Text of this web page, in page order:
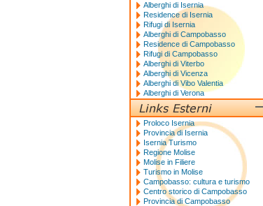
Alberghi di Isernia
Residence di Isernia
Rifugi di Isernia
Alberghi di Campobasso
Residence di Campobasso
Rifugi di Campobasso
Alberghi di Viterbo
Alberghi di Vicenza
Alberghi di Vibo Valentia
Alberghi di Verona
Proloco Isernia
Provincia di Isernia
Isernia Turismo
Regione Molise
Molise in Filiere
Turismo in Molise
Campobasso: cultura e turismo
Centro storico di Campobasso
Provincia di Campobasso